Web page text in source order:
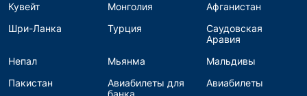
Кувейт
Монголия
Афганистан
Шри-Ланка
Турция
Саудовская
Аравия
Непал
Мьянма
Мальдивы
Пакистан
Авиабилеты для
Авиабилеты